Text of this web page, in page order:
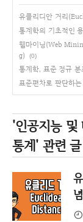
유클리디안 거리
통계학의 기초적인
웹마이닝(Web
g)
(0)
통계학, 표준 정규
표준편차로 판단하
'인공지능
통계' 관련 글